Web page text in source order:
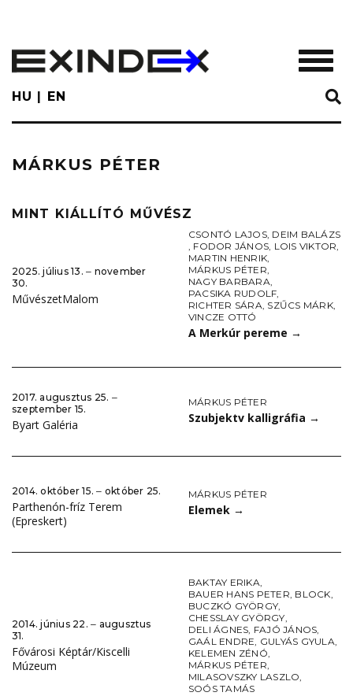
main
content
HU EN
MÁRKUS PÉTER
MINT KIÁLLÍTÓ MŰVÉSZ
2025. július 13. ‒ november
30.
MűvészetMalom
CSONTÓ LAJOS, DEIM BALÁZS
, FODOR JÁNOS, LOIS VIKTOR,
MARTIN HENRIK,
MÁRKUS PÉTER,
NAGY BARBARA,
PACSIKA RUDOLF,
RICHTER SÁRA, SZŰCS MÁRK,
VINCZE OTTÓ
A Merkúr pereme →
2017. augusztus 25. ‒
szeptember 15.
Byart Galéria
MÁRKUS PÉTER
Szubjektv kalligráfia →
2014. október 15. ‒ október 25.
Parthenón-fríz Terem
(Epreskert)
MÁRKUS PÉTER
Elemek →
2014. június 22. ‒ augusztus
31.
Fővárosi Képtár/Kiscelli
Múzeum
BAKTAY ERIKA,
BAUER HANS PETER, BLOCK,
BUCZKÓ GYÖRGY,
CHESSLAY GYÖRGY,
DELI ÁGNES, FAJÓ JÁNOS,
GAÁL ENDRE, GULYÁS GYULA,
KELEMEN ZÉNÓ,
MÁRKUS PÉTER,
MILASOVSZKY LASZLO,
SOÓS TAMÁS